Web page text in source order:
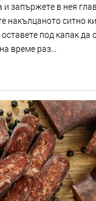
и запържете в нея
накълцаното ситно
под капак да
време раз...